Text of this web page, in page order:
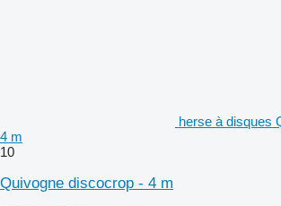
herse à disques
4 m
10
Quivogne discocrop - 4 m